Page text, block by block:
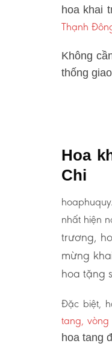
hoa khai
Thạnh
Không
thống
Hoa
Chi
nhất hiện
trương,
mừng
hoa tặng
Đặc biệt,
tang,
hoa tang